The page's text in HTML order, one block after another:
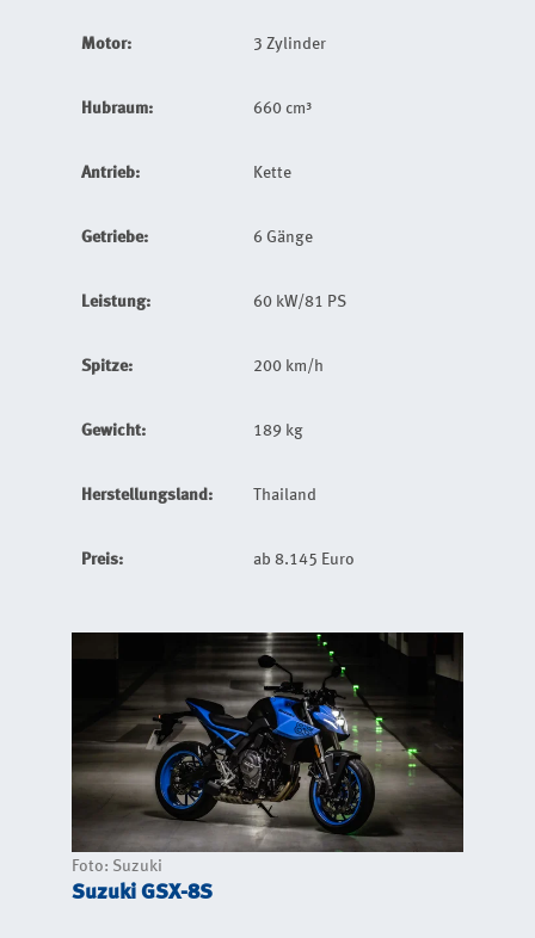
Motor: 3 Zylinder
Hubraum: 660 cm³
Antrieb: Kette
Getriebe: 6 Gänge
Leistung: 60 kW/81 PS
Spitze: 200 km/h
Gewicht: 189 kg
Herstellungsland: Thailand
Preis: ab 8.145 Euro
Foto: Suzuki
Suzuki GSX-8S